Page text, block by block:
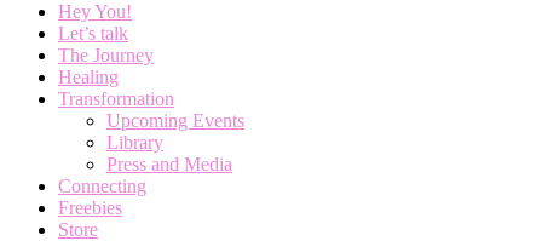
Hey You!
Let’s talk
The Journey
Healing
Transformation
Upcoming Events
Library
Press and Media
Connecting
Freebies
Store